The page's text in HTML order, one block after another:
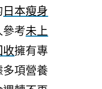
日本瘦身
考未上
收擁有專
多項營養